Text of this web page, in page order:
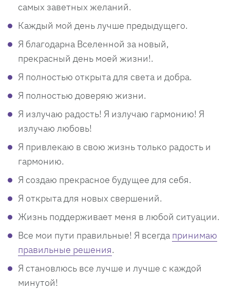
самых заветных желаний.
Каждый мой день лучше предыдущего.
Я благодарна Вселенной за новый,
прекрасный день моей жизни!.
Я полностью открыта для света и добра.
Я полностью доверяю жизни.
Я излучаю радость! Я излучаю гармонию! Я
излучаю любовь!
Я привлекаю в свою жизнь только радость и
гармонию.
Я создаю прекрасное будущее для себя.
Я открыта для новых свершений.
Жизнь поддерживает меня в любой ситуации.
Все мои пути правильные! Я всегда принимаю
правильные решения.
Я становлюсь все лучше и лучше с каждой
минутой!